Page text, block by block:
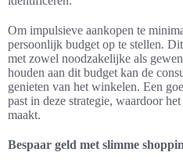
Om impulsieve aankopen te
persoonlijk budget op te stellen.
met zowel noodzakelijke als
houden aan dit budget kan de
genieten van het winkelen. Een
past in deze strategie, waardoor
maakt.
Bespaar geld met slimme